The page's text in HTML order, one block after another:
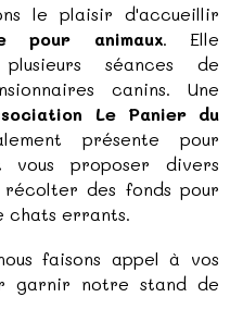
le plaisir d'accueillir
pour animaux. Elle
séances de
canins. Une
Le Panier du
présente pour
proposer divers
des fonds pour
chats errants.
faisons appel à vos
garnir notre stand de